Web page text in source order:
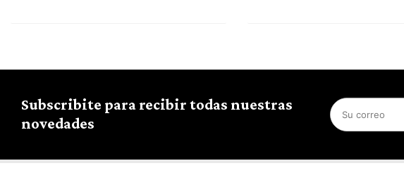
Subscribite para recibir todas nuestras
novedades